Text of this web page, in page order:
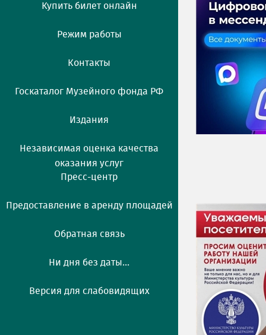
Купить билет онлайн
Режим работы
Контакты
Госкаталог Музейного фонда РФ
Издания
Независимая оценка качества
оказания услуг
Пресс-центр
Предоставление в аренду площадей
Обратная связь
Ни дня без даты...
Версия для слабовидящих